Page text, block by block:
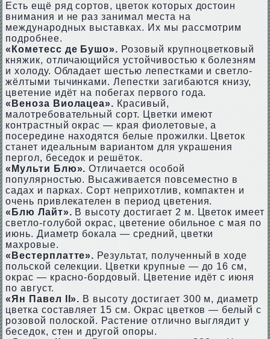
Есть ещё ряд сортов, цветок которых достоин
внимания и не раз занимал места на
международных выставках. Их мы рассмотрим
подробнее.
«Кометесс де Бушо». Розовый крупноцветковый
княжик, отличающийся устойчивостью к болезням
и холоду. Обладает шестью лепестками и светло-
жёлтыми тычинками. Лепестки загибаются книзу,
цветение идёт на побегах первого года.
«Веноза Виолацеа». Красивый,
малотребовательный сорт. Цветки имеют
контрастный окрас — края фиолетовые, а
посередине находятся белые прожилки. Цветок
станет идеальным вариантом для украшения
пергол, беседок и решёток.
«Мульти Блю». Отличается особой
популярностью. Высаживается повсеместно в
садах и парках. Сорт неприхотлив, компактен и
очень привлекателен в период цветения.
«Блю Лайт». В высоту достигает 2 м. Цветок имеет
светло-голубой окрас, цветение обильное с мая по
июнь. Диаметр бокала — средний, цветки
махровые.
«Вестерплатте». Результат, полученный в ходе
польской селекции. Цветки крупные — до 16 см,
окрас — красно-бордовый. Цветение идёт с июня
по август.
«Ян Павел II». В высоту достигает 300 м, диаметр
цветка составляет 15 см. Окрас цветков — белый с
розовой полоской. Растение отлично выглядит у
беседок, стен и другой опоры.